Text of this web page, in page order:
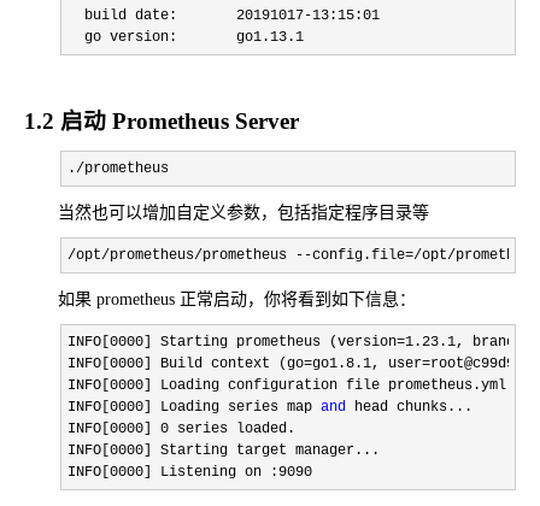
  build date:
20191017-13:15:01
  go version:       go1.
13.1
1.2 启动 Prometheus Server
./prometheus
当然也可以增加自定义参数，包括指定程序目录等
/opt/prometheus/prometheus --config.file=/opt/
如果 prometheus 正常启动，你将看到如下信息：
INFO[0000] Starting prometheus (version=1.23.1,
INFO[ 0000] Build context (go=go1.8.1,
INFO[ 0000] Loading configuration file prometheus.yml
INFO[ 0000] Loading series map and head chunks...
INFO[ 0000] 0 series loaded.
INFO[ 0000] Starting target manager...
INFO[ 0000] Listening on :9090